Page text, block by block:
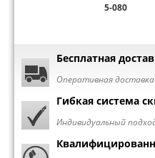
5-080
Бесплатная
Оперативная доставка
Гибкая система
Индивидуальный